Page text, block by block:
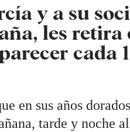
y a su
les retira
cada
en sus años
tarde y noche